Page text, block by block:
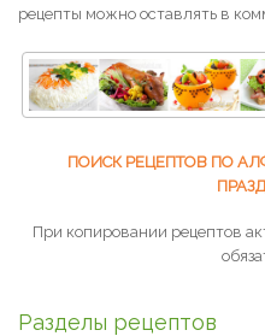
рецепты можно оставлять в
ПОИСК РЕЦЕПТОВ ПО
При копировании рецептов
Разделы рецептов